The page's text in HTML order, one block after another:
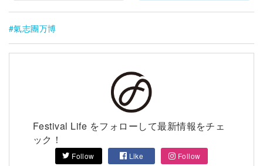
氣志團万博
Festival Life をフォローして最新情報をチェ
ック！
Follow Like Follow